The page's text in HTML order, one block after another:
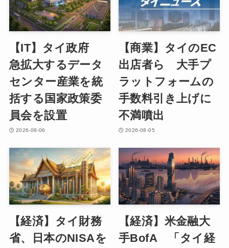
【IT】タイ政府
急拡大するデータ
センター産業を統
括する国家政策委
員会を設置
2026-08-06
【商業】タイのEC
出店者ら 大手プ
ラットフォームの
手数料引き上げに
不満噴出
2026-08-05
【経済】タイ財務
省、日本のNISAを
【経済】米金融大
手BofA 「タイ経